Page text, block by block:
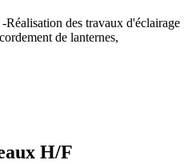
Réalisation des travaux d'éclairage
de lanternes,
H/F